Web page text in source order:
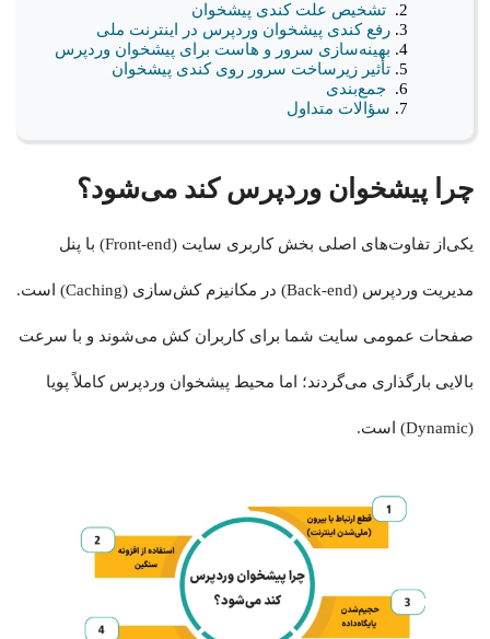
تشخیص علت کندی پیشخوان
رفع کندی پیشخوان وردپرس در اینترنت ملی
بهینه‌سازی سرور و هاست برای پیشخوان وردپرس
تأثیر زیرساخت سرور روی کندی پیشخوان
جمع‌بندی
سؤالات متداول
چرا پیشخوان وردپرس کند می‌شود؟
یکی‌از تفاوت‌های اصلی بخش کاربری سایت (Front-end) با پنل
مدیریت وردپرس (Back-end) در مکانیزم کش‌سازی (Caching) است.
صفحات عمومی سایت شما برای کاربران کش می‌شوند و با سرعت
بالایی بارگذاری می‌گردند؛ اما محیط پیشخوان وردپرس کاملاً پویا
(Dynamic) است.